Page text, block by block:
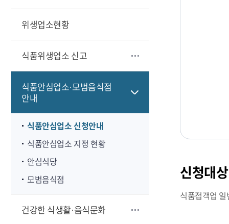
위생업소현황
식품위생업소 신고
식품안심업소·모범음식점
안내
식품안심업소 신청안내
식품안심업소 지정 현황
안심식당
모범음식점
건강한 식생활·음식문화
신청대상
식품접객업